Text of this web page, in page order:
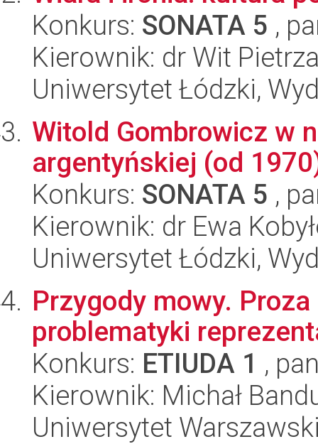
Konkurs: SONATA 5 ,
Kierownik: dr Wit
Uniwersytet Łódzki,
Witold Gombrowicz w
argentyńskiej (od
Konkurs: SONATA 5 ,
Kierownik: dr Ewa
Uniwersytet Łódzki,
Przygody mowy.
problematyki
Konkurs: ETIUDA 1 ,
Kierownik: Michał
Uniwersytet